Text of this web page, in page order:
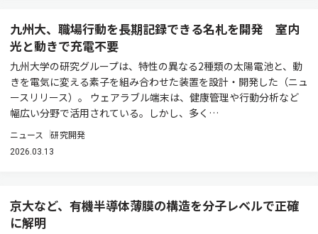
九州大、職場行動を長期記録できる名札を開発 室内
光と動きで充電不要
九州大学の研究グループは、特性の異なる2種類の太陽電池と、動
きを電気に変える素子を組み合わせた装置を設計・開発した（ニュ
ースリリース）。 ウェアラブル端末は、健康管理や行動分析など
幅広い分野で活用されている。しかし、多く…
ニュース 研究開発
2026.03.13
京大など、有機半導体薄膜の構造を分子レベルで正確
に解明